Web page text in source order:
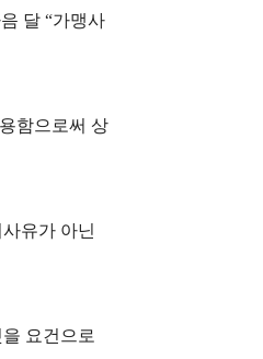
달 “가맹사
함으로써 상
유가 아닌
요건으로